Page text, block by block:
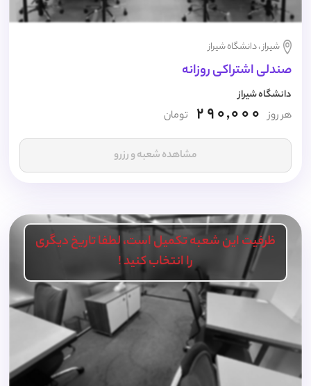
شیراز ، دانشگاه شیراز
صندلی اشتراکی روزانه
دانشگاه شیراز
هر روز 290,000 تومان
مشاهده شعبه و رزرو
ظرفیت این شعبه تکمیل است، لطفا تاریخ دیگری
را انتخاب کنید !